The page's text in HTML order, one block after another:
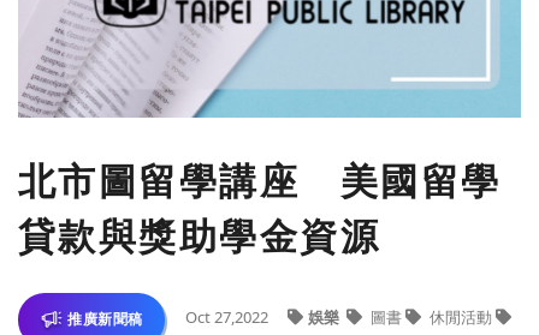
北市圖留學講座 美國留學
貸款與獎助學金資源
推廣新聞稿 Oct 27,2022 娛樂 圖書 休閒活動